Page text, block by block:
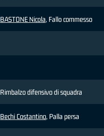
BASTONE Nicola, Fallo commesso
Rimbalzo difensivo di squadra
Bechi Costantino, Palla persa